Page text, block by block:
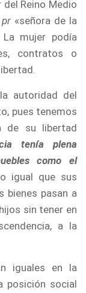
Reino Medio
«señora de la
mujer podía
contratos o
autoridad del
pues tenemos
de su libertad
tenía plena
como el
igual que sus
bienes pasan a
sin tener en
a la
iguales en la
posición social